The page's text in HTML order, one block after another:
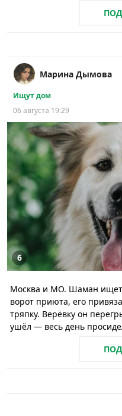
Марина Дымова
Ищут дом
06 августа 19:29
6
Москва и МО. Шаман ищет
ворот приюта, его
тряпку. Верёвку он
ушёл — весь день